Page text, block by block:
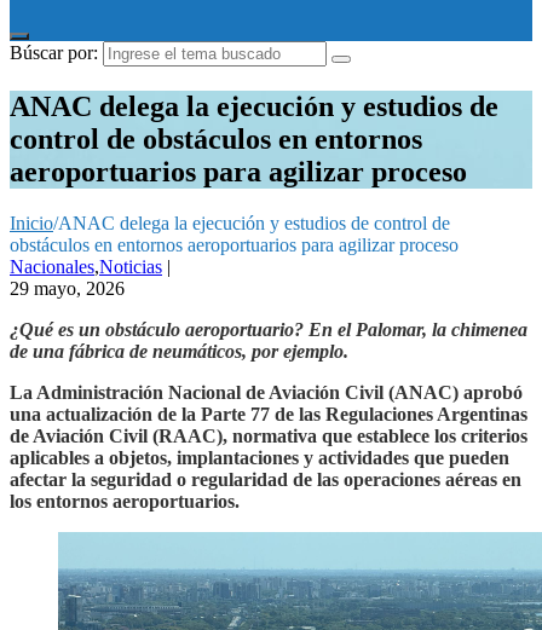
Búscar por:
ANAC delega la ejecución y estudios de
control de obstáculos en entornos
aeroportuarios para agilizar proceso
Inicio/ANAC delega la ejecución y estudios de control de
obstáculos en entornos aeroportuarios para agilizar proceso
Nacionales,Noticias |
29 mayo, 2026
¿Qué es un obstáculo aeroportuario? En el Palomar, la chimenea
de una fábrica de neumáticos, por ejemplo.
La Administración Nacional de Aviación Civil (ANAC) aprobó
una actualización de la Parte 77 de las Regulaciones Argentinas
de Aviación Civil (RAAC), normativa que establece los criterios
aplicables a objetos, implantaciones y actividades que pueden
afectar la seguridad o regularidad de las operaciones aéreas en
los entornos aeroportuarios.